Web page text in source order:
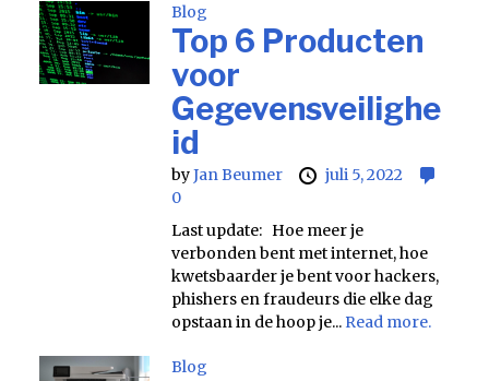
Blog
Top 6 Producten
voor
Gegevensveilighe
id
byJan Beumer
juli 5, 2022
0
Last update: Hoe meer je
verbonden bent met internet, hoe
kwetsbaarder je bent voor hackers,
phishers en fraudeurs die elke dag
opstaan in de hoop je... Read more.
Blog